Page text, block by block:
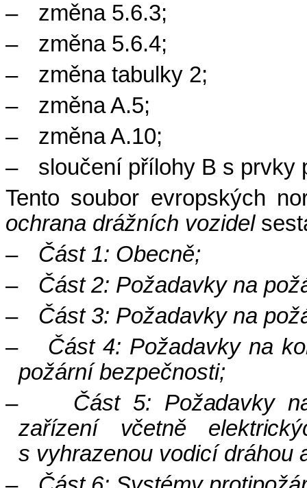
–
změna 5.6.3;
–
změna 5.6.4;
–
změna tabulky 2;
–
změna A.5;
–
změna A.10;
–
sloučení přílohy B s prvky
Tento soubor evropských
ochrana drážních vozidel
–
Část 1: Obecně;
–
Část 2: Požadavky na
–
Část 3: Požadavky na
–
Část 4: Požadavky na
požární bezpečnosti;
–
Část5: Požadavky
zařízení včetně
s vyhrazenou vodicí dráhou